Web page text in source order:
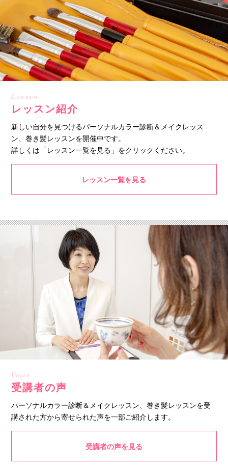
Lesson
レッスン紹介
新しい自分を見つけるパーソナルカラー診断＆メイクレッス
ン、巻き髪レッスンを開催中です。
詳しくは「レッスン一覧を見る」をクリックください。
レッスン一覧を見る
Voice
受講者の声
パーソナルカラー診断＆メイクレッスン、巻き髪レッスンを受
講された方から寄せられた声を一部ご紹介します。
受講者の声を見る